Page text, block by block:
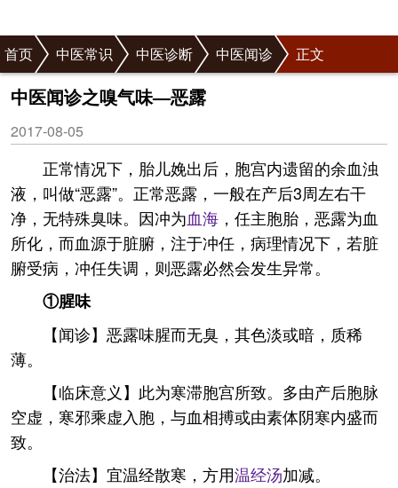
首页 中医常识 中医诊断 中医闻诊 正文
中医闻诊之嗅气味—恶露
2017-08-05
正常情况下，胎儿娩出后，胞宫内遗留的余血浊
液，叫做“恶露”。正常恶露，一般在产后3周左右干
净，无特殊臭味。因冲为血海 ，任主胞胎，恶露为血
所化，而血源于脏腑，注于冲任，病理情况下，若脏
腑受病，冲任失调，则恶露必然会发生异常。
①腥味
【闻诊】恶露味腥而无臭，其色淡或暗，质稀
薄。
【临床意义】此为寒滞胞宫所致。多由产后胞脉
空虚，寒邪乘虚入胞，与血相搏或由素体阴寒内盛而
致。
【治法】宜温经散寒，方用温经汤加减。